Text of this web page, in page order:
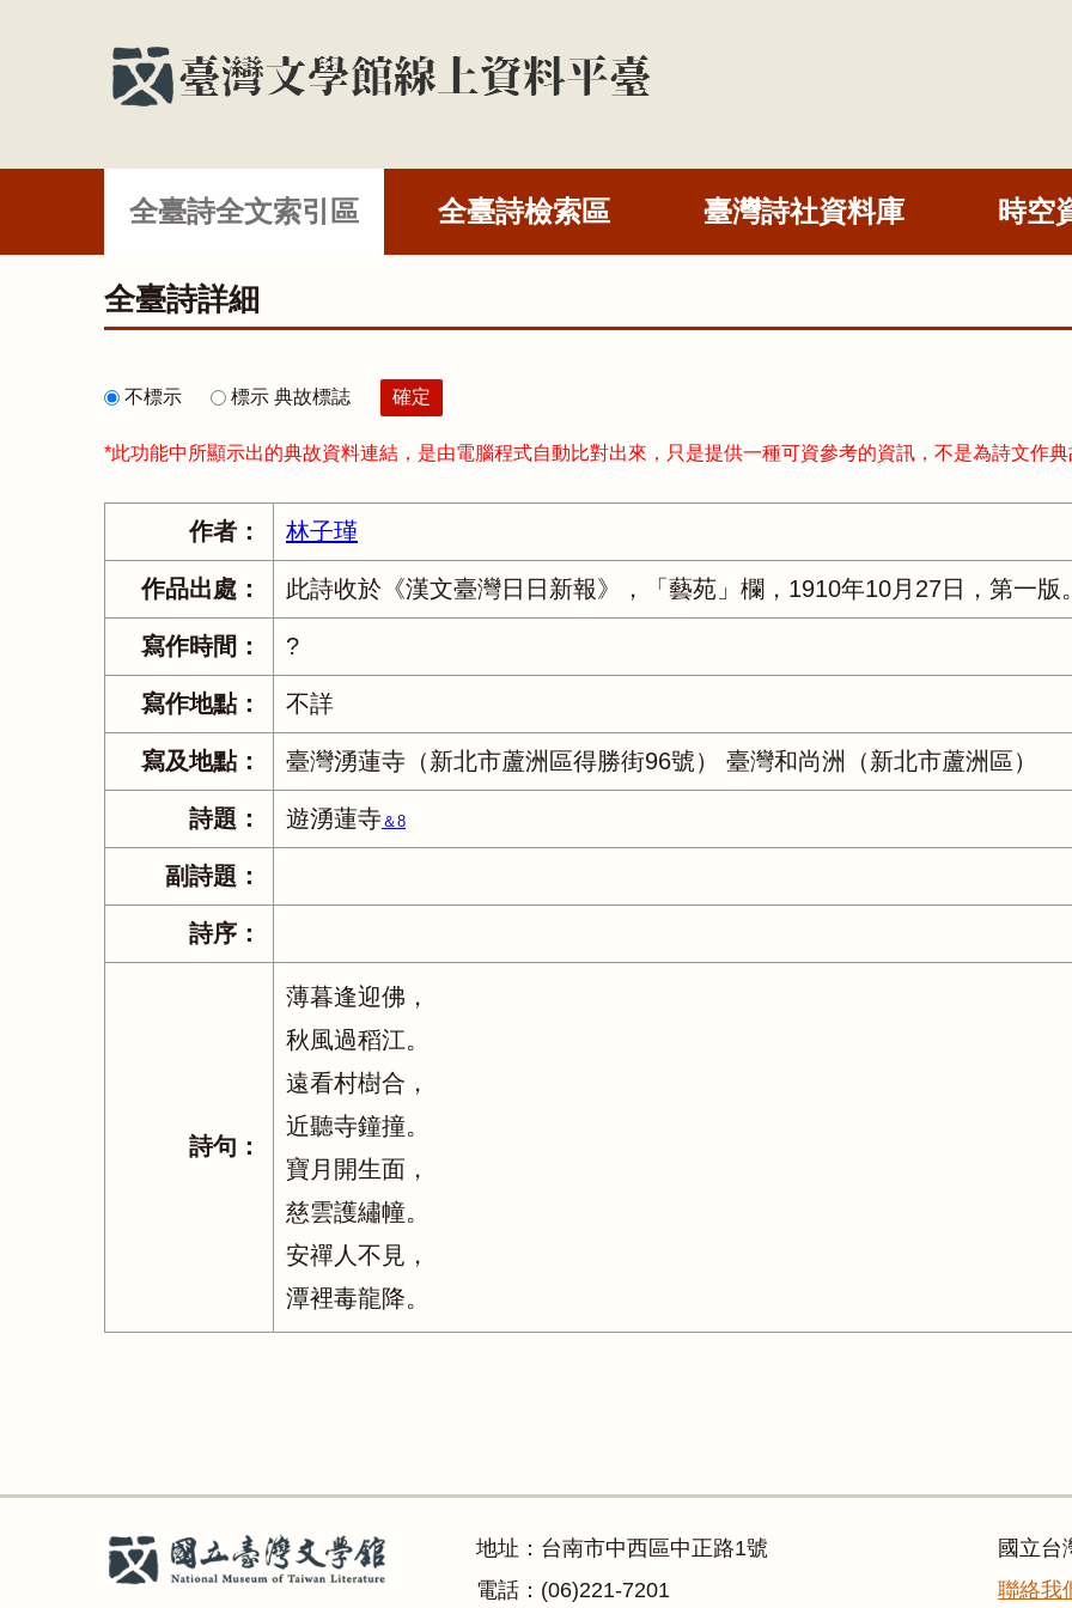
全臺詩全文索引區 全臺詩檢索區 臺灣詩社資料庫 時空
全臺詩詳細
不標示 標示 典故標誌
*此功能中所顯示出的典故資料連結，是由電腦程式自動比對出來，只是提供一種可資參考的資訊，不是為詩文作
作者： 林子瑾
作品出處： 此詩收於《漢文臺灣日日新報》，「藝苑」欄，1910年10月27日，第一版
寫作時間： ?
寫作地點： 不詳
寫及地點： 臺灣湧蓮寺（新北市蘆洲區得勝街96號） 臺灣和尚洲（新北市蘆洲區）
詩題： 遊湧蓮寺＆8
副詩題：
詩序：
詩句：
薄暮逢迎佛，
秋風過稻江。
遠看村樹合，
近聽寺鐘撞。
寶月開生面，
慈雲護繡幢。
安禪人不見，
潭裡毒龍降。
地址：台南市中西區中正路1號
電話：(06)221-7201
國立
聯絡我